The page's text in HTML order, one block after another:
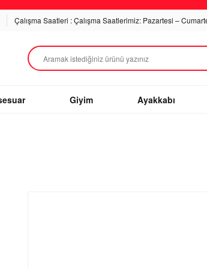
Çalışma Saatleri : Çalışma Saatlerimiz: Pazartesi –
Giyim Ayakkabı